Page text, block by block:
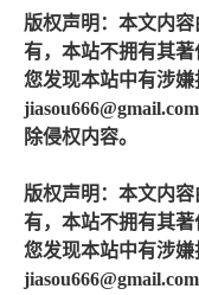
版权声明：本文内
有，本站不拥有其
您发现本站中有涉嫌
除侵权内容。
版权声明：本文内
有，本站不拥有其
您发现本站中有涉嫌